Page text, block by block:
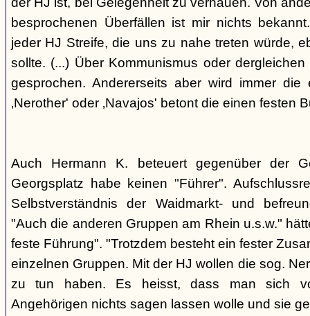
besprochenen Überfällen ist mir nichts
jeder HJ Streife, die uns zu nahe treten würde,
sollte. (...) Über Kommunismus oder
gesprochen. Andererseits aber wird immer die
‚Nerother' oder ‚Navajos' betont die einen festen
Auch Hermann K. beteuert gegenüber der
Georgsplatz habe keinen "Führer".
Selbstverständnis der Waidmarkt- und
"Auch die anderen Gruppen am Rhein u.s.w."
feste Führung". "Trotzdem besteht ein fester
einzelnen Gruppen. Mit der HJ wollen die sog.
zu tun haben. Es heisst, dass man sich
Angehörigen nichts sagen lassen wolle und sie